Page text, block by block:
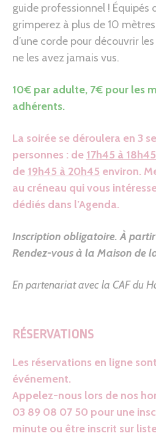
guide professionnel ! Équipés
grimperez à plus de 10
d’une corde pour découvrir
ne les avez jamais vus.
10€ par adulte, 7€ pour les
adhérents.
La soirée se déroulera en 3
personnes : de 17h45 à 18h45
de 19h45 à 20h45 environ.
au créneau qui vous
dédiés dans l’Agenda.
Inscription obligatoire. À partir
Rendez-vous à la Maison de
En partenariat avec la CAF du
RÉSERVATIONS
Les réservations en ligne
événement.
Appelez-nous lors de nos
03 89 08 07 50 pour une
minute ou être inscrit sur